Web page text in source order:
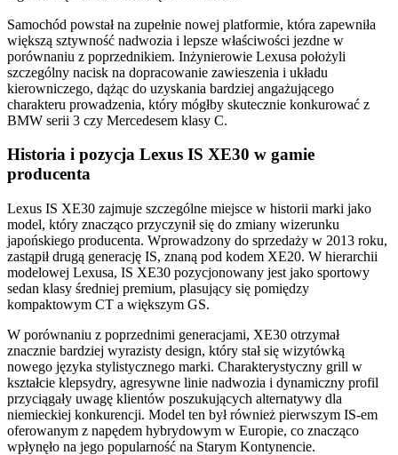
Samochód powstał na zupełnie nowej platformie, która zapewniła
większą sztywność nadwozia i lepsze właściwości jezdne w
porównaniu z poprzednikiem. Inżynierowie Lexusa położyli
szczególny nacisk na dopracowanie zawieszenia i układu
kierowniczego, dążąc do uzyskania bardziej angażującego
charakteru prowadzenia, który mógłby skutecznie konkurować z
BMW serii 3 czy Mercedesem klasy C.
Historia i pozycja Lexus IS XE30 w gamie
producenta
Lexus IS XE30 zajmuje szczególne miejsce w historii marki jako
model, który znacząco przyczynił się do zmiany wizerunku
japońskiego producenta. Wprowadzony do sprzedaży w 2013 roku,
zastąpił drugą generację IS, znaną pod kodem XE20. W hierarchii
modelowej Lexusa, IS XE30 pozycjonowany jest jako sportowy
sedan klasy średniej premium, plasujący się pomiędzy
kompaktowym CT a większym GS.
W porównaniu z poprzednimi generacjami, XE30 otrzymał
znacznie bardziej wyrazisty design, który stał się wizytówką
nowego języka stylistycznego marki. Charakterystyczny grill w
kształcie klepsydry, agresywne linie nadwozia i dynamiczny profil
przyciągały uwagę klientów poszukujących alternatywy dla
niemieckiej konkurencji. Model ten był również pierwszym IS-em
oferowanym z napędem hybrydowym w Europie, co znacząco
wpłynęło na jego popularność na Starym Kontynencie.